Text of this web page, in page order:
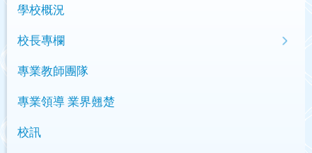
學校概況
校長專欄
專業教師團隊
專業領導 業界翹楚
校訊